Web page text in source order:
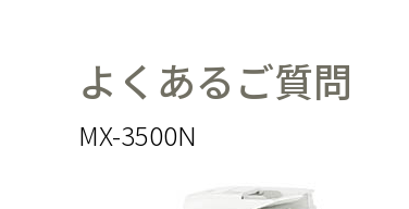
よくあるご質問
MX-3500N